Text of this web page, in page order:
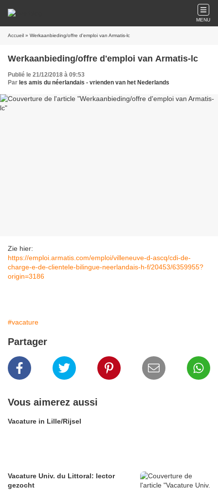
MENU
Accueil » Werkaanbieding/offre d'emploi van Armatis-lc
Werkaanbieding/offre d'emploi van Armatis-lc
Publié le 21/12/2018 à 09:53
Par les amis du néerlandais - vrienden van het Nederlands
Zie hier:
https://emploi.armatis.com/emploi/villeneuve-d-ascq/cdi-de-
charge-e-de-clientele-bilingue-neerlandais-h-f/20453/6359955?
origin=3186
#vacature
Partager
Vous aimerez aussi
Vacature in Lille/Rijsel
Vacature Univ. du Littoral: lector
gezocht